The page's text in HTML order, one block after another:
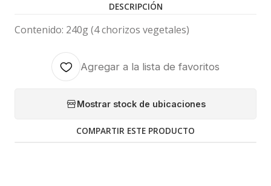
DESCRIPCIÓN
Contenido: 240g (4 chorizos vegetales)
Agregar a la lista de favoritos
Mostrar stock de ubicaciones
COMPARTIR ESTE PRODUCTO